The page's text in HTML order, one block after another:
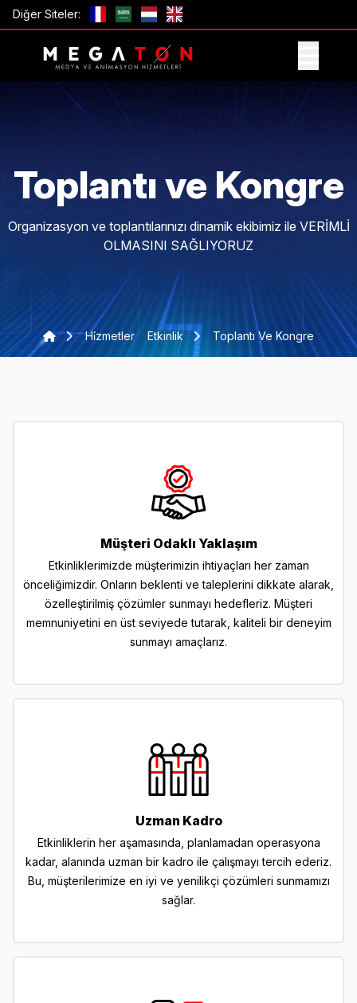
Diğer Siteler:
Toplantı ve Kongre
Organizasyon ve toplantılarınızı dinamik ekibimiz ile VERİMLİ
OLMASINI SAĞLIYORUZ
Hi̇zmetler Etkinlik Toplantı Ve Kongre
Müşteri Odaklı Yaklaşım
Etkinliklerimizde müşterimizin ihtiyaçları her zaman
önceliğimizdir. Onların beklenti ve taleplerini dikkate alarak,
özelleştirilmiş çözümler sunmayı hedefleriz. Müşteri
memnuniyetini en üst seviyede tutarak, kaliteli bir deneyim
sunmayı amaçlarız.
Uzman Kadro
Etkinliklerin her aşamasında, planlamadan operasyona
kadar, alanında uzman bir kadro ile çalışmayı tercih ederiz.
Bu, müşterilerimize en iyi ve yenilikçi çözümleri sunmamızı
sağlar.